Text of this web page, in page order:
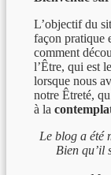
L’objectif du
façon pratique
comment
l’Être, qui est
lorsque nous
notre Êtreté,
à la
Le blog a été
Bien qu’il